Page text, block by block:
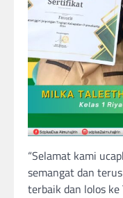
“Selamat kami
semangat dan
terbaik dan lolos ke